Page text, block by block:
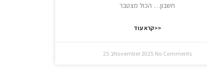
חשבון… הכול מצטבר
קרא עוד>>
25 בNovember 2025 No Comments